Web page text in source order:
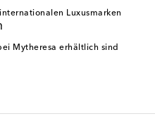
Luxusmarken
Mytheresa erhältlich sind